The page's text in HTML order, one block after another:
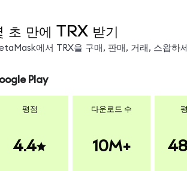
초 만에 TRX 받기
에서 TRX을 구매, 판매, 거래, 스왑하
Play
평점
4.4
다운로드 수
10M+